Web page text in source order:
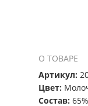
О ТОВАРЕ
Артикул:
Цвет:
Состав: